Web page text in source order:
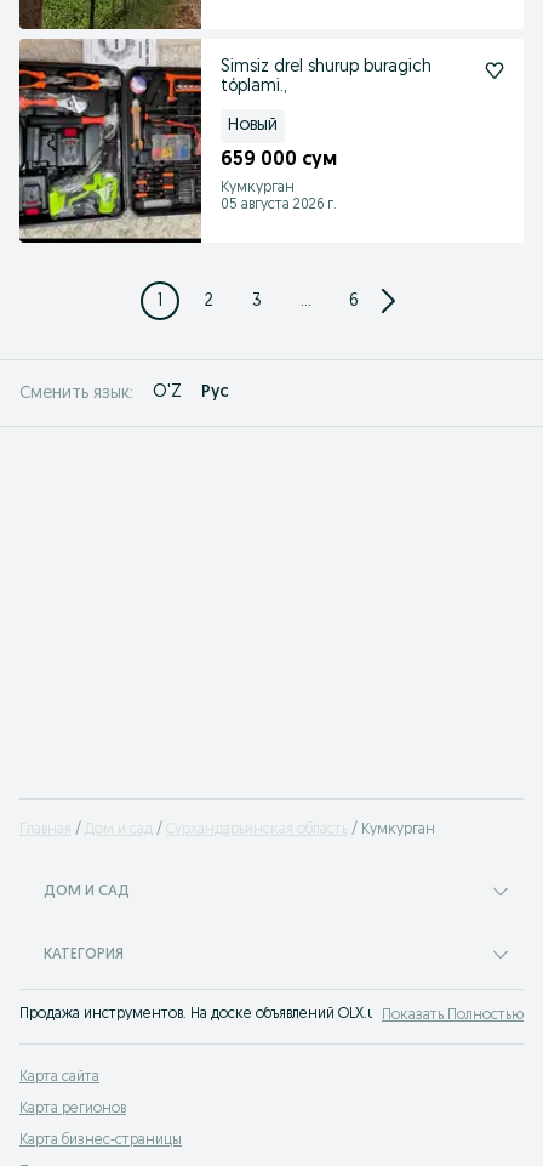
Simsiz drel shurup buragich
tóplami.,
Новый
659 000 сум
Кумкурган
05 августа 2026 г.
1 2 3 ... 6
Сменить язык: O'Z Рус
Главная Дом и сад Сурхандарьинская область Кумкурган
ДОМ И САД
КАТЕГОРИЯ
Продажа инструментов. На доске объявлений OLX.uz Кумкурган можно
Показать Полностью
Карта сайта
Карта регионов
Карта бизнес-страницы